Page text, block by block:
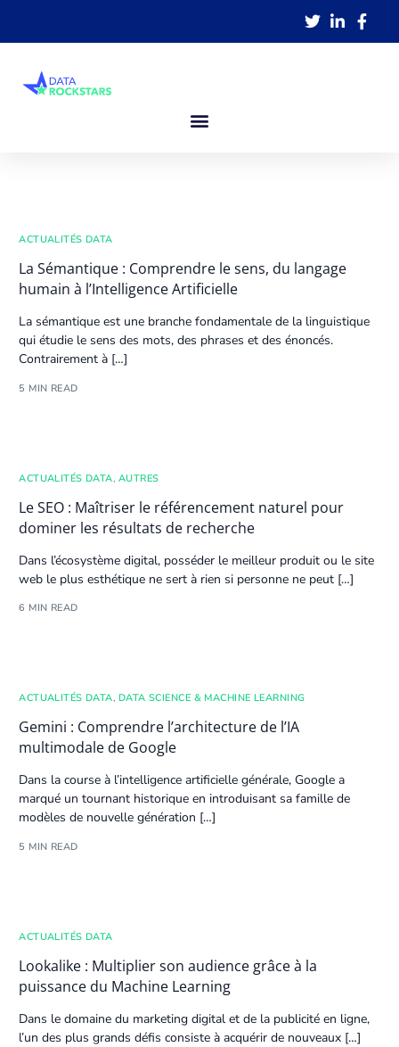
ACTUALITÉS DATA
La Sémantique : Comprendre le sens, du langage
humain à l’Intelligence Artificielle
La sémantique est une branche fondamentale de la linguistique
qui étudie le sens des mots, des phrases et des énoncés.
Contrairement à […]
5 MIN READ
ACTUALITÉS DATA, AUTRES
Le SEO : Maîtriser le référencement naturel pour
dominer les résultats de recherche
Dans l’écosystème digital, posséder le meilleur produit ou le site
web le plus esthétique ne sert à rien si personne ne peut […]
6 MIN READ
ACTUALITÉS DATA, DATA SCIENCE & MACHINE LEARNING
Gemini : Comprendre l’architecture de l’IA
multimodale de Google
Dans la course à l’intelligence artificielle générale, Google a
marqué un tournant historique en introduisant sa famille de
modèles de nouvelle génération […]
5 MIN READ
ACTUALITÉS DATA
Lookalike : Multiplier son audience grâce à la
puissance du Machine Learning
Dans le domaine du marketing digital et de la publicité en ligne,
l’un des plus grands défis consiste à acquérir de nouveaux […]